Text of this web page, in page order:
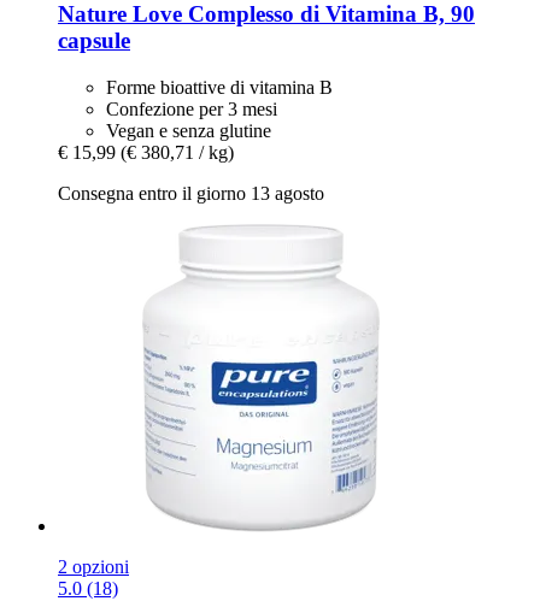
Nature Love Complesso di Vitamina B, 90
capsule
Forme bioattive di vitamina B
Confezione per 3 mesi
Vegan e senza glutine
€ 15,99 (€ 380,71 / kg)
Consegna entro il giorno 13 agosto
2 opzioni
5.0 (18)